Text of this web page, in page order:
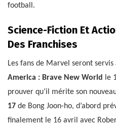
football.
Science-Fiction Et
Des Franchises
Les fans de Marvel seront
America : Brave New World
le
prouver qu’il mérite son
17 de Bong Joon-ho, d’abord
finalement le 16 avril avec